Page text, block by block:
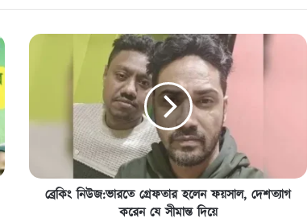
ব্রেকিং
দেশত্যাগ
সীমান্ত
ব্রেকিং নিউজ:ভারতে গ্রেফতার হলেন ফয়সাল, দেশত্যাগ
করেন যে সীমান্ত দিয়ে